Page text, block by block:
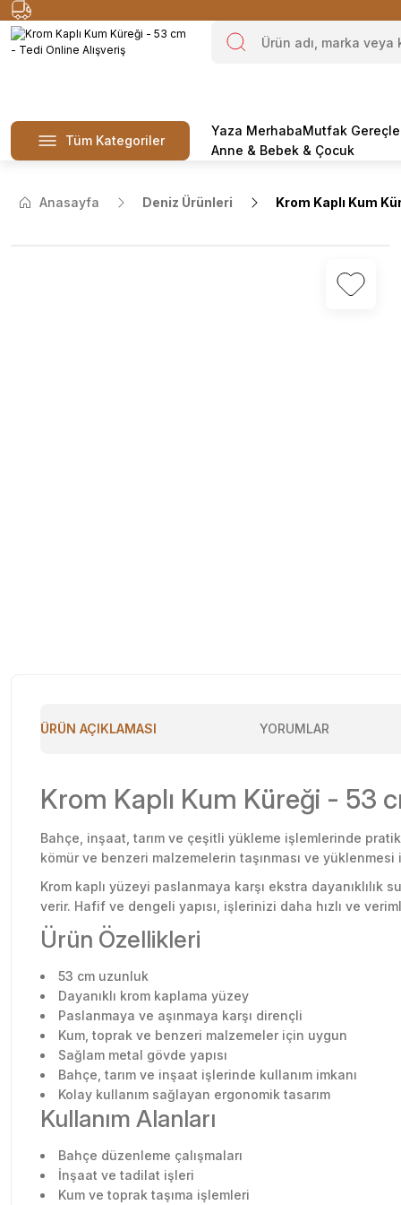
Tüm Kategoriler
Yaza MerhabaMutfak
Anne & Bebek & Çocuk
Anasayfa Deniz Ürünleri Krom Kaplı Kum
ÜRÜN AÇIKLAMASI YORUMLAR
Krom Kaplı Kum Küreği - 53
Bahçe, inşaat, tarım ve çeşitli yükleme işlemlerinde pratik
kömür ve benzeri malzemelerin taşınması ve
Krom kaplı yüzeyi paslanmaya karşı ekstra dayanıklılık
verir. Hafif ve dengeli yapısı, işlerinizi daha hızlı ve
Ürün Özellikleri
53 cm uzunluk
Dayanıklı krom kaplama yüzey
Paslanmaya ve aşınmaya karşı dirençli
Kum, toprak ve benzeri malzemeler için uygun
Sağlam metal gövde yapısı
Bahçe, tarım ve inşaat işlerinde kullanım imkanı
Kolay kullanım sağlayan ergonomik tasarım
Kullanım Alanları
Bahçe düzenleme çalışmaları
İnşaat ve tadilat işleri
Kum ve toprak taşıma işlemleri